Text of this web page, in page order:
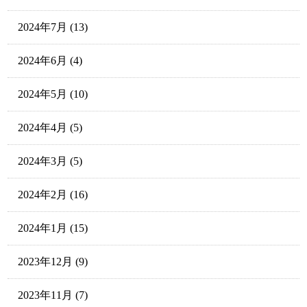
2024年7月 (13)
2024年6月 (4)
2024年5月 (10)
2024年4月 (5)
2024年3月 (5)
2024年2月 (16)
2024年1月 (15)
2023年12月 (9)
2023年11月 (7)